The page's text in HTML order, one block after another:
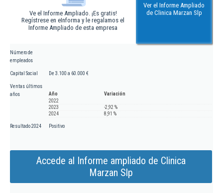
Ve el Informe Ampliado. ¡Es gratis!
Regístrese en eInforma y le regalamos el
Informe Ampliado de esta empresa
Ver el Informe Ampliado
de Clinica Marzan Slp
Número de
empleados
Capital Social De 3.100 a 60.000 €
Ventas últimos
años
Año
Variación
2022
2023
-2,92 %
2024
8,91 %
Resultado 2024 Positivo
Accede al Informe ampliado de Clinica
Marzan Slp